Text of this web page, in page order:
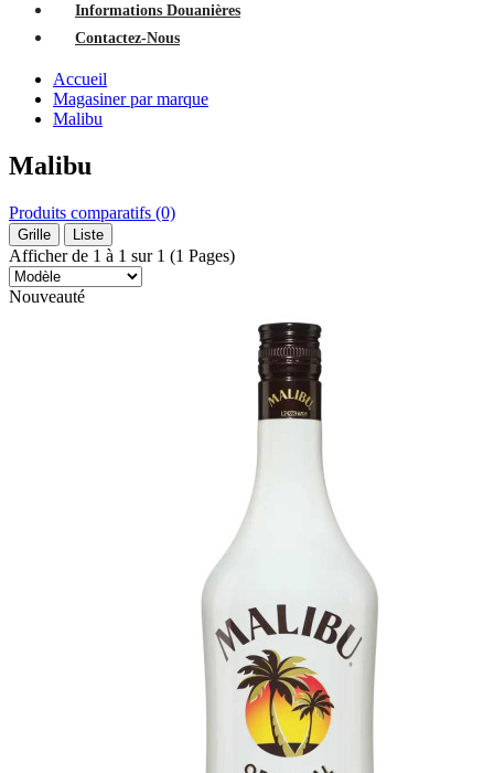
Informations Douanières
Contactez-Nous
Accueil
Magasiner par marque
Malibu
Malibu
Produits comparatifs (0)
Grille Liste
Afficher de 1 à 1 sur 1 (1 Pages)
Nouveauté